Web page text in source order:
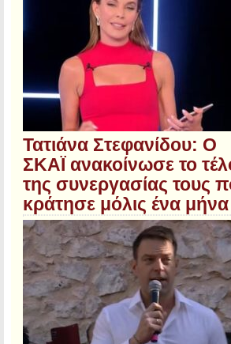
Τατιάνα Στεφανίδου: Ο
ΣΚΑΪ ανακοίνωσε το
της συνεργασίας τους
κράτησε μόλις ένα μήνα